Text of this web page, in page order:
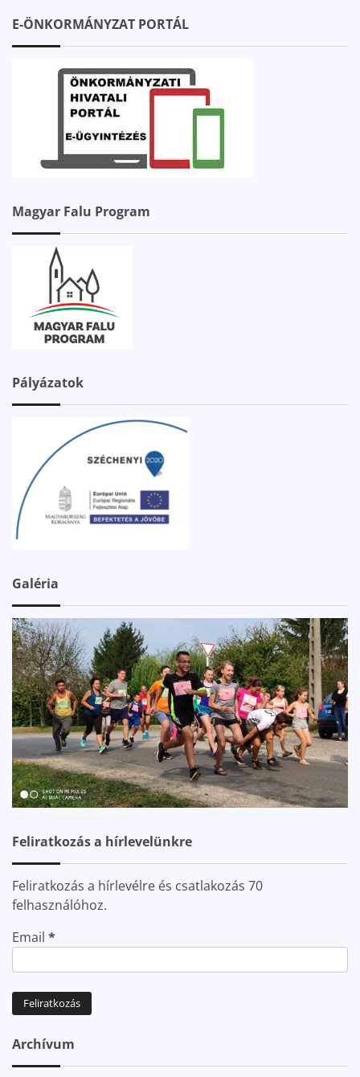
E-ÖNKORMÁNYZAT PORTÁL
Magyar Falu Program
Pályázatok
Galéria
Feliratkozás a hírlevelünkre
Feliratkozás a hírlevélre és csatlakozás 70
felhasználóhoz.
Email *
Archívum